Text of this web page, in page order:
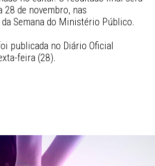
28 de novembro, nas
Semana do Ministério Público.
publicada no Diário Oficial
feira (28).